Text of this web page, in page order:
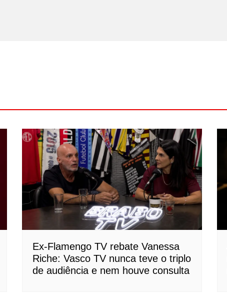
Ex-Flamengo TV rebate Vanessa
Riche: Vasco TV nunca teve o triplo
de audiência e nem houve consulta